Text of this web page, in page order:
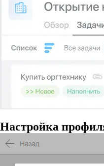
Настройка